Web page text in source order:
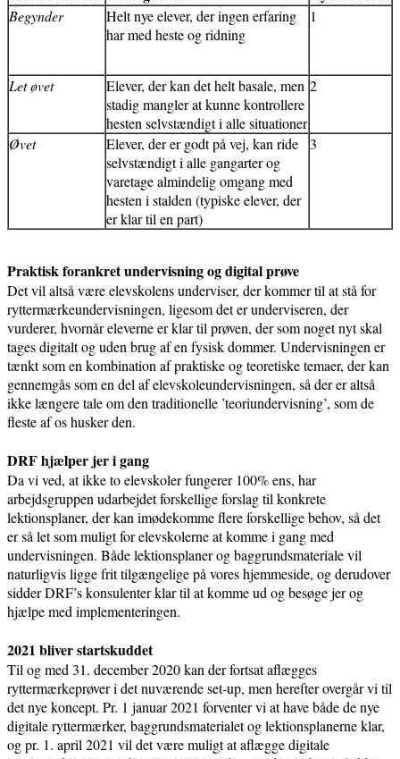
Begynder
Helt nye elever, der ingen erfaring
har med heste og ridning
1
Let øvet
Elever, der kan det helt basale, men
stadig mangler at kunne kontrollere
hesten selvstændigt i alle situationer
2
Øvet
Elever, der er godt på vej, kan ride
selvstændigt i alle gangarter og
varetage almindelig omgang med
hesten i stalden (typiske elever, der
er klar til en part)
3
Praktisk forankret undervisning og digital prøve
Det vil altså være elevskolens underviser, der kommer til at stå for
ryttermærkeundervisningen, ligesom det er underviseren, der
vurderer, hvornår eleverne er klar til prøven, der som noget nyt skal
tages digitalt og uden brug af en fysisk dommer. Undervisningen er
tænkt som en kombination af praktiske og teoretiske temaer, der kan
gennemgås som en del af elevskoleundervisningen, så der er altså
ikke længere tale om den traditionelle ’teoriundervisning’, som de
fleste af os husker den.
DRF hjælper jer i gang
Da vi ved, at ikke to elevskoler fungerer 100% ens, har
arbejdsgruppen udarbejdet forskellige forslag til konkrete
lektionsplaner, der kan imødekomme flere forskellige behov, så det
er så let som muligt for elevskolerne at komme i gang med
undervisningen. Både lektionsplaner og baggrundsmateriale vil
naturligvis ligge frit tilgængelige på vores hjemmeside, og derudover
sidder DRF’s konsulenter klar til at komme ud og besøge jer og
hjælpe med implementeringen.
2021 bliver startskuddet
Til og med 31. december 2020 kan der fortsat aflægges
ryttermærkeprøver i det nuværende set-up, men herefter overgår vi til
det nye koncept. Pr. 1 januar 2021 forventer vi at have både de nye
digitale ryttermærker, baggrundsmaterialet og lektionsplanerne klar,
og pr. 1. april 2021 vil det være muligt at aflægge digitale